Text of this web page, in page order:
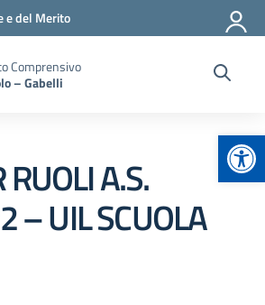
e del Merito
Comprensivo
– Gabelli
A.S.
– UIL SCUOLA